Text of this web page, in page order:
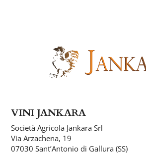
VINI JANKARA
Società Agricola Jankara Srl
Via Arzachena, 19
07030 Sant’Antonio di Gallura (SS)